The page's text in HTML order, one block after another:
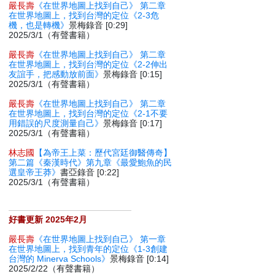
嚴長壽 《在世界地圖上找到自己》 第二章
在世界地圖上，找到台灣的定位《2-3危
機，也是轉機》景梅錄音 [0:29]
2025/3/1（有聲書籍）
嚴長壽 《在世界地圖上找到自己》 第二章
在世界地圖上，找到台灣的定位《2-2伸出
友誼手，把感動放前面》景梅錄音 [0:15]
2025/3/1（有聲書籍）
嚴長壽 《在世界地圖上找到自己》 第二章
在世界地圖上，找到台灣的定位《2-1不要
用錯誤的尺度測量自己》景梅錄音 [0:17]
2025/3/1（有聲書籍）
林志國
【為帝王上菜：歷代宮廷御醫傳奇】
第二篇《秦漢時代》第九章《最愛鮑魚的民
選皇帝王莽》書亞錄音 [0:22]
2025/3/1（有聲書籍）
好書更新 2025年2月
嚴長壽 《在世界地圖上找到自己》 第一章
在世界地圖上，找到青年的定位《1-3創建
台灣的 Minerva Schools》景梅錄音 [0:14]
2025/2/22（有聲書籍）